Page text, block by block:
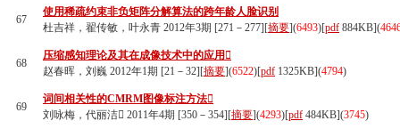
67
使用稀疏约束非负矩阵分解算法的跨年龄人脸识别
杜吉祥，翟传敏，叶永青 2012年3期 [271－277][摘要](6493)[pdf 884KB](
68
压缩感知理论及其在成像技术中的应用
赵春晖，刘巍 2012年1期 [21－32][摘要](6522)[pdf 1325KB](4794)
69
词间相关性的CMRM图像标注方法
刘咏梅，代丽洁 2011年4期 [350－354][摘要](4293)[pdf 484KB](3745)